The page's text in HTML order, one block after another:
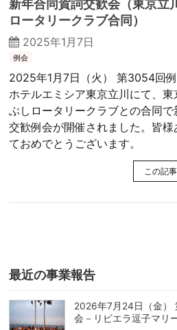
新年合同賀詞交歓会（東京立
ロータリークラブ合同）
2025年1月7日
例会
2025年1月7日（火） 第3054回例
ホテルエミシア東京立川にて、東
ぶしロータリークラブとの合同で
交歓例会が開催されました。皆様
ておめでとうございます。
この記
最近の事業報告
2026年7月24日（金
会－リビエラ逗子マリ